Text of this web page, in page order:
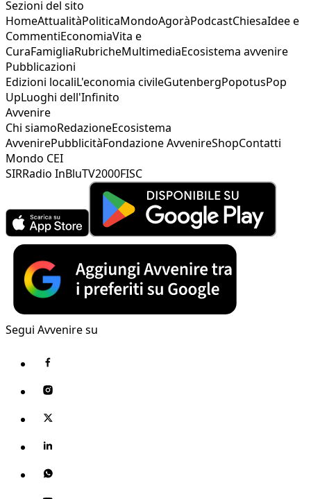
Sezioni del sito
HomeAttualitàPoliticaMondoAgoràPodcastChiesaIdee e
CommentiEconomiaVita e
CuraFamigliaRubricheMultimediaEcosistema avvenire
Pubblicazioni
Edizioni localiL'economia civileGutenbergPopotusPop
UpLuoghi dell'Infinito
Avvenire
Chi siamoRedazioneEcosistema
AvvenirePubblicitàFondazione AvvenireShopContatti
Mondo CEI
SIRRadio InBluTV2000FISC
Segui Avvenire su